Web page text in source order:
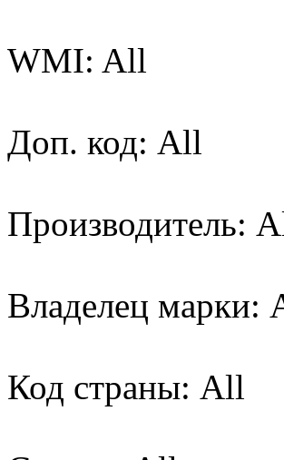
WMI: All
Доп. код: All
Производитель:
Владелец марки:
Код страны: All